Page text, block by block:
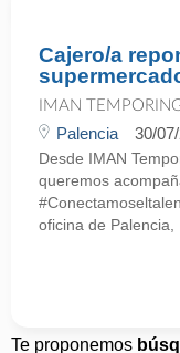
Cajero/a
IMAN
Palencia 30/
Desde IMAN
queremos
oficina de Palencia,
Te proponemos